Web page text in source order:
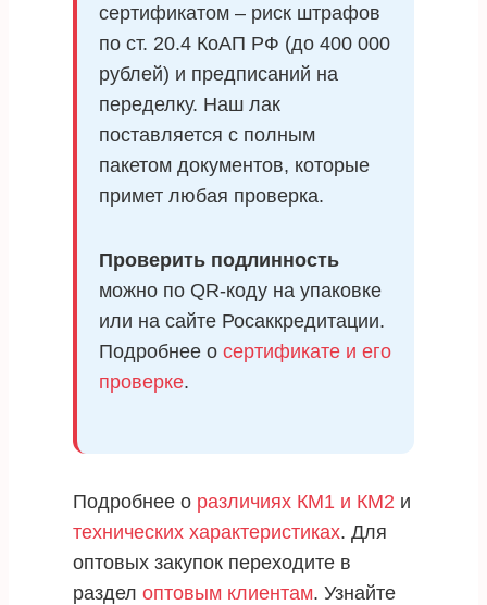
сертификатом – риск штрафов
по ст. 20.4 КоАП РФ (до 400 000
рублей) и предписаний на
переделку. Наш лак
поставляется с полным
пакетом документов, которые
примет любая проверка.
Проверить подлинность
можно по QR-коду на упаковке
или на сайте Росаккредитации.
Подробнее осертификате и его
проверке.
Подробнее о различиях КМ1 и КМ2 и
технических характеристиках. Для
оптовых закупок переходите в
разделоптовым клиентам. Узнайте